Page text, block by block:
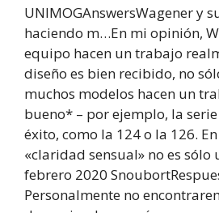
UNIMOGAnswersWagener y
haciendo m…En mi opinión,
equipo hacen un trabajo
diseño es bien recibido, no
muchos modelos hacen un
bueno* – por ejemplo, la
éxito, como la 124 o la 126.
«claridad sensual» no es sólo
febrero 2020
Personalmente no